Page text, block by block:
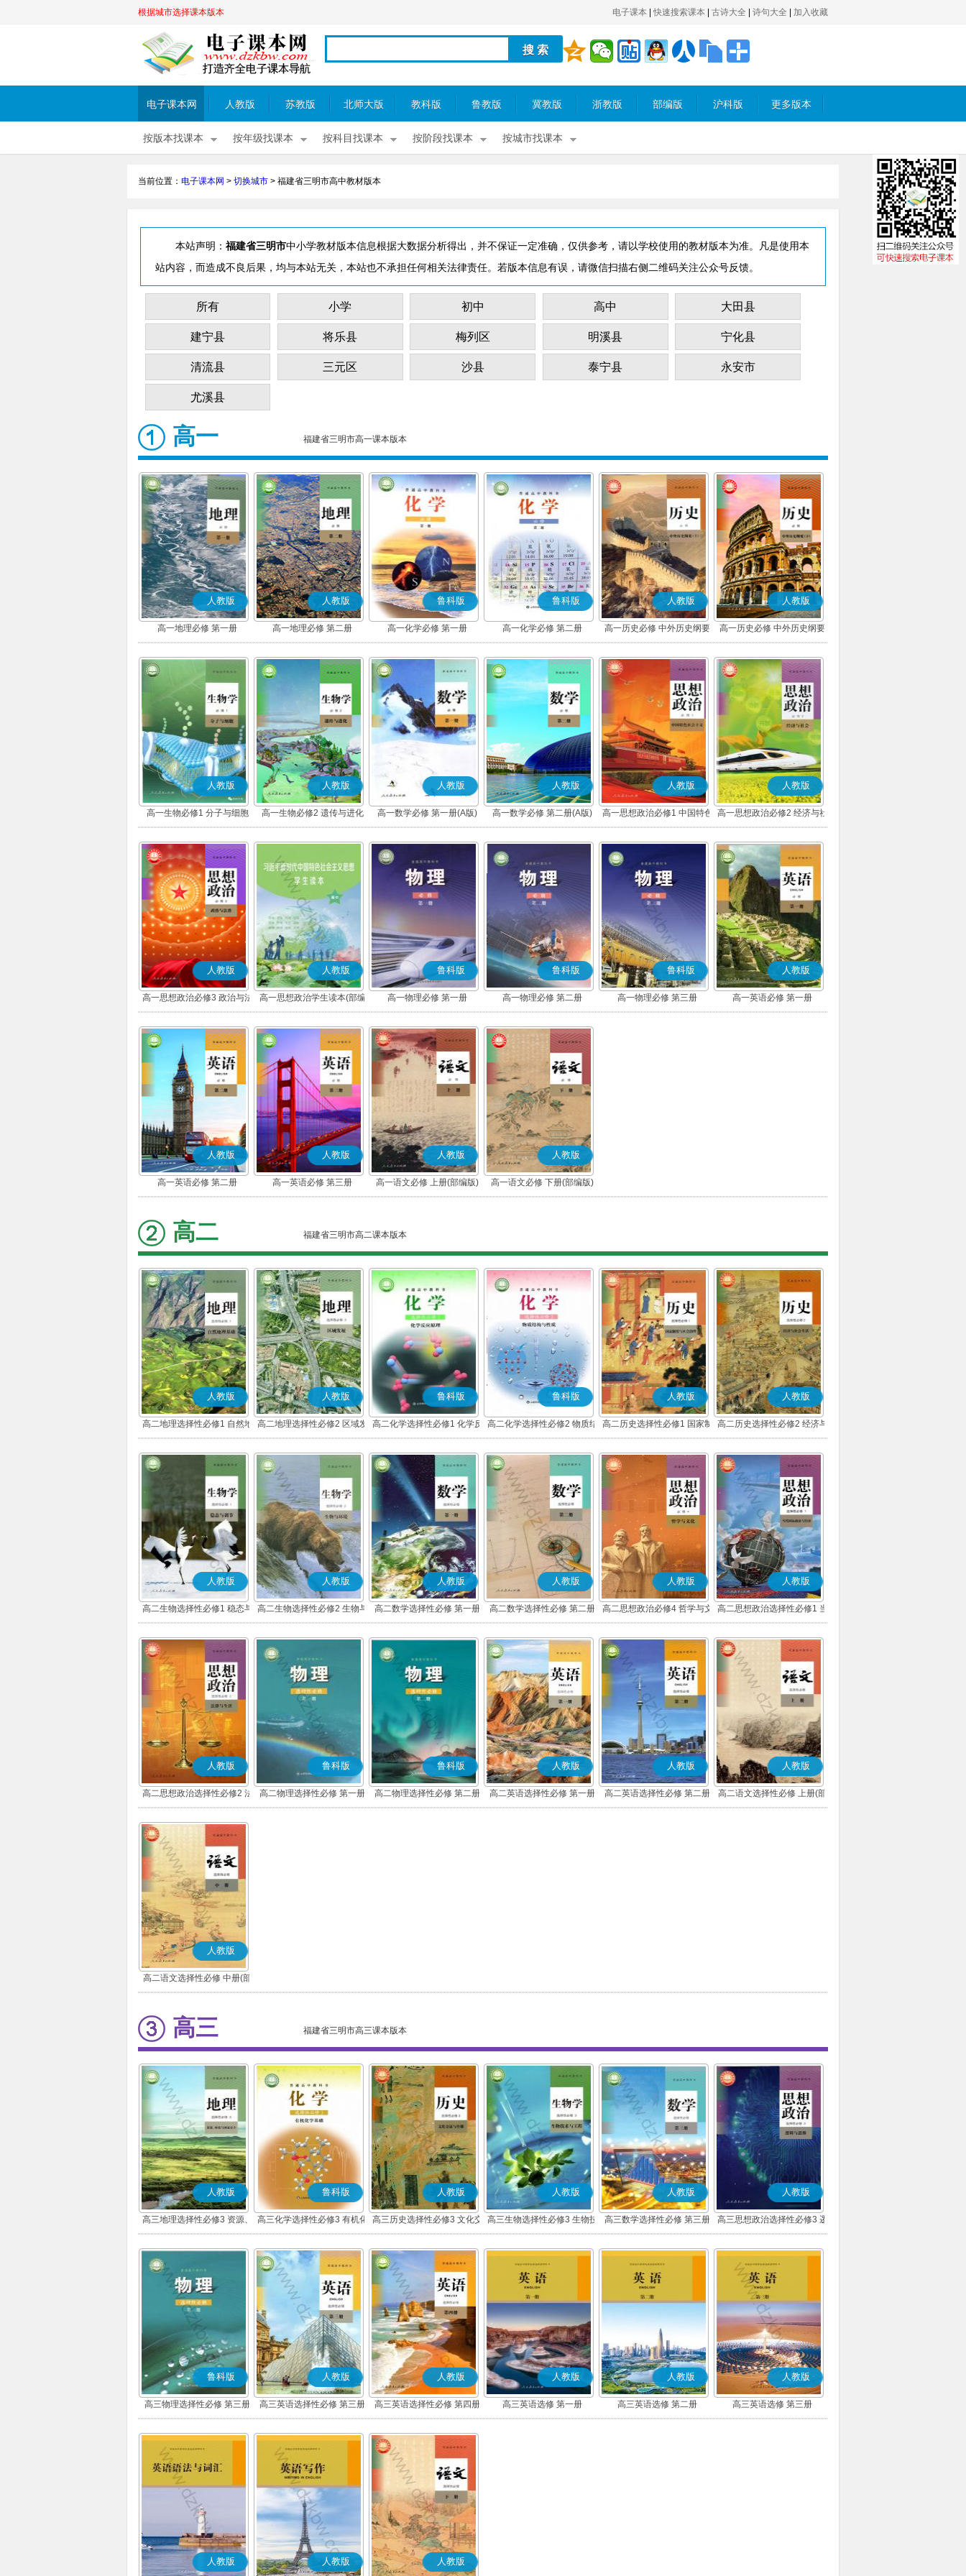
根据城市选择课本版本 电子课本 快速搜索课本 古诗大全 诗句大全 加入收藏
电子课本网 人教版 苏教版 北师大版 教科版 鲁教版 冀教版 浙教版 部编版 沪科版 更多版本
按版本找课本 按年级找课本 按科目找课本 按阶段找课本 按城市找课本
当前位置： 电子课本网 > 切换城市 > 福建省三明市高中教材版本
本站声明： 福建省三明市中小学教材版本信息根据大数据分析得出，并不保证一定准确，仅供参考，请以学校使用的教材版本为准。凡是使用本
站内容，而造成不良后果，均与本站无关，本站也不承担任何相关法律责任。若版本信息有误，请微信扫描右侧二维码关注公众号反馈。
所有 小学 初中 高中 大田县
建宁县 将乐县 梅列区 明溪县 宁化县
清流县 三元区 沙县 泰宁县 永安市
尤溪县
高一 福建省三明市高一课本版本
人教版
高一地理必修 第一册
人教版
高一地理必修 第二册
鲁科版
高一化学必修 第一册
鲁科版
高一化学必修 第二册
人教版
高一历史必修 中外历史纲要
(上)(部编版)
人教版
高一历史必修 中外历史纲要
(下)(部编版)
人教版
高一生物必修1 分子与细胞
人教版
高一生物必修2 遗传与进化
人教版
高一数学必修 第一册(A版)
人教版
高一数学必修 第二册(A版)
人教版
高一思想政治必修1 中国特色
社会主义(部编版)
人教版
高一思想政治必修2 经济与社
会(部编版)
人教版
高一思想政治必修3 政治与法
治(部编版)
人教版
高一思想政治学生读本(部编
版)
鲁科版
高一物理必修 第一册
鲁科版
高一物理必修 第二册
鲁科版
高一物理必修 第三册
人教版
高一英语必修 第一册
人教版
高一英语必修 第二册
人教版
高一英语必修 第三册
人教版
高一语文必修 上册(部编版)
人教版
高一语文必修 下册(部编版)
高二 福建省三明市高二课本版本
人教版
高二地理选择性必修1 自然地
理基础
人教版
高二地理选择性必修2 区域发
展
鲁科版
高二化学选择性必修1 化学反
应原理
鲁科版
高二化学选择性必修2 物质结
构与性质
人教版
高二历史选择性必修1 国家制
度与社会治理(部编版)
人教版
高二历史选择性必修2 经济与
社会生活(部编版)
人教版
高二生物选择性必修1 稳态与
调节
人教版
高二生物选择性必修2 生物与
环境
人教版
高二数学选择性必修 第一册
(A版)
人教版
高二数学选择性必修 第二册
(A版)
人教版
高二思想政治必修4 哲学与文
化(部编版)
人教版
高二思想政治选择性必修1 当
代国际政治与经济(部编版)
人教版
高二思想政治选择性必修2 法
律与生活(部编版)
鲁科版
高二物理选择性必修 第一册
鲁科版
高二物理选择性必修 第二册
人教版
高二英语选择性必修 第一册
人教版
高二英语选择性必修 第二册
人教版
高二语文选择性必修 上册(部
编版)
人教版
高二语文选择性必修 中册(部
编版)
高三 福建省三明市高三课本版本
人教版
高三地理选择性必修3 资源、
环境与国家安全
鲁科版
高三化学选择性必修3 有机化
学基础
人教版
高三历史选择性必修3 文化交
流与传播(部编版)
人教版
高三生物选择性必修3 生物技
术与工程
人教版
高三数学选择性必修 第三册
(A版)
人教版
高三思想政治选择性必修3 逻
辑与思维(部编版)
鲁科版
高三物理选择性必修 第三册
人教版
高三英语选择性必修 第三册
人教版
高三英语选择性必修 第四册
人教版
高三英语选修 第一册
人教版
高三英语选修 第二册
人教版
高三英语选修 第三册
人教版 人教版 人教版